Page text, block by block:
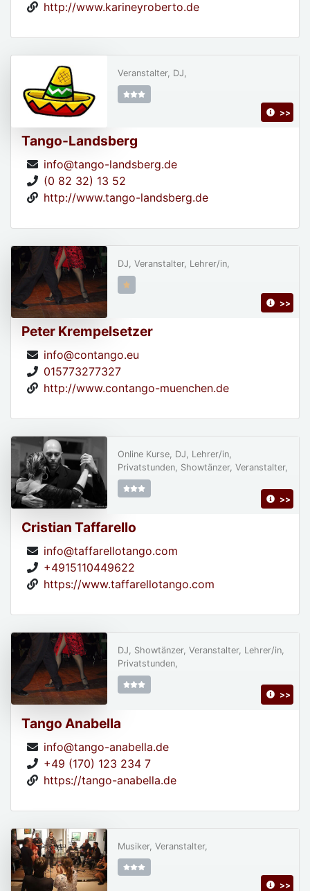
http://www.karineyroberto.de
Tango-Landsberg
info@tango-landsberg.de
(0 82 32) 13 52
http://www.tango-landsberg.de
Veranstalter, DJ,
>>
Peter Krempelsetzer
info@contango.eu
015773277327
http://www.contango-muenchen.de
DJ, Veranstalter, Lehrer/in,
>>
Cristian Taffarello
info@taffarellotango.com
+4915110449622
https://www.taffarellotango.com
Online Kurse, DJ, Lehrer/in,
Privatstunden, Showtänzer, Veranstalter,
>>
Tango Anabella
info@tango-anabella.de
+49 (170) 123 234 7
https://tango-anabella.de
DJ, Showtänzer, Veranstalter, Lehrer/in,
Privatstunden,
>>
Musiker, Veranstalter,
>>